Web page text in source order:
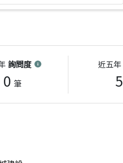
詢問度
0 筆
近五年
5